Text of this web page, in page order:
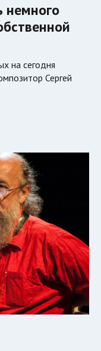
немного
на сегодня
Сергей